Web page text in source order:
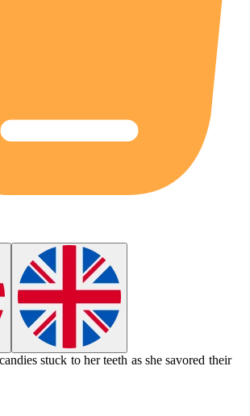
stuck to her teeth as she savored their